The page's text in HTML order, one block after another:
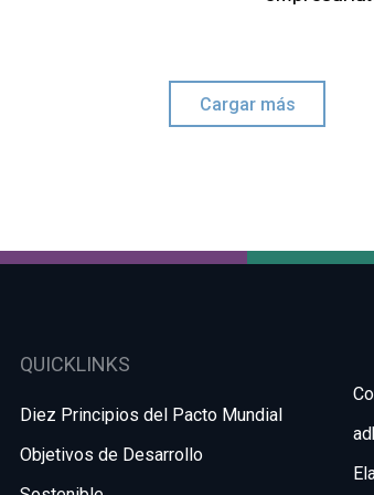
Cargar más
01
ENE
de alto nivel |
Mundial de la ONU
QUICKLINKS
Diez Principios del Pacto Mundial
Objetivos de Desarrollo